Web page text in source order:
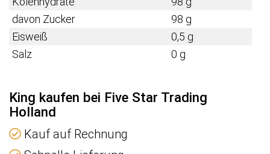
davon Zucker
98 g
Eisweiß
0,5 g
Salz
0 g
King kaufen bei Five Star Trading
Holland
Kauf auf Rechnung